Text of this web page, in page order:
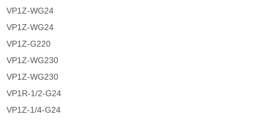
VP1Z-WG24
VP1Z-WG24
VP1Z-G220
VP1Z-WG230
VP1Z-WG230
VP1R-1/2-G24
VP1Z-1/4-G24